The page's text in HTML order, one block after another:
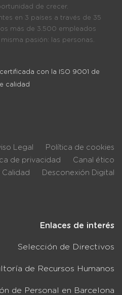
de crecer.
en 3 países a través de 35
más de 3.500 empleados
pasión: las personas.
con la ISO 9001 de
calidad
Legal
Política de cookies
de privacidad
Canal ético
Calidad
Desconexión Digital
Enlaces de interés
Selección de Directivos
de Recursos Humanos
de Personal en Barcelona